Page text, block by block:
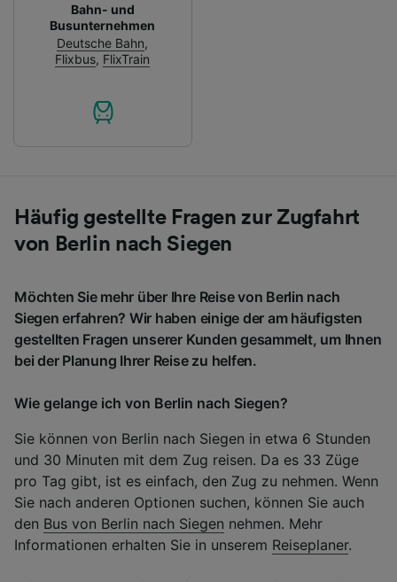
Bahn- und
Busunternehmen
Deutsche Bahn,
Flixbus, FlixTrain
Häufig gestellte Fragen zur Zugfahrt
von Berlin nach Siegen
Möchten Sie mehr über Ihre Reise von Berlin nach
Siegen erfahren? Wir haben einige der am häufigsten
gestellten Fragen unserer Kunden gesammelt, um Ihnen
bei der Planung Ihrer Reise zu helfen.
Wie gelange ich von Berlin nach Siegen?
Sie können von Berlin nach Siegen in etwa 6 Stunden
und 30 Minuten mit dem Zug reisen. Da es 33 Züge
pro Tag gibt, ist es einfach, den Zug zu nehmen. Wenn
Sie nach anderen Optionen suchen, können Sie auch
den Bus von Berlin nach Siegen nehmen. Mehr
Informationen erhalten Sie in unserem Reiseplaner.